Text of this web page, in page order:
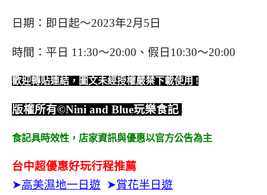
日期：即日起～2023年2月5日
時間：平日 11:30～20:00、假日10:30～20:00
歡迎轉貼連結，圖文未經授權嚴禁下載使用 !
版權所有©Nini and Blue玩樂食記
食記具時效性， 店家資訊與優惠以官方公告為主
台中超優惠好玩行程推薦
➤高美濕地一日遊 ➤賞花半日遊